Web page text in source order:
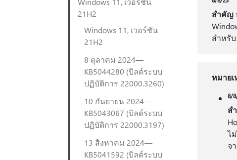
21H2
Windows 11, เวอร์ชัน
21H2
8 ตุลาคม 2024—
KB5044280 (บิลด์ระบบ
ปฏิบัติการ 22000.3260)
10 กันยายน 2024—
KB5043067 (บิลด์ระบบ
ปฏิบัติการ 22000.3197)
13 สิงหาคม 2024—
KB5041592 (บิลด์ระบบ
สําคัญ
สําหรั
หมาย
8/
ส
ไ
จ